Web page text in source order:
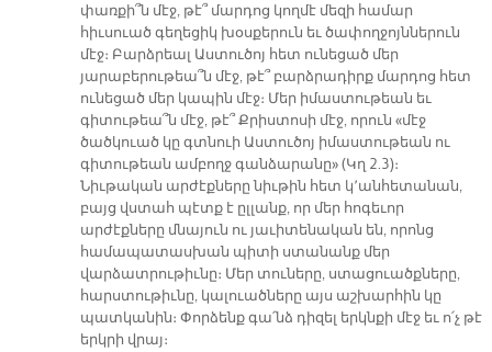
փառքի՞ն մէջ, թէ՞ մարդոց կողմէ մեզի համար
հիւսուած գեղեցիկ խօսքերուն եւ ծափողջոյններուն
մէջ։ Բարձրեալ Աստուծոյ հետ ունեցած մեր
յարաբերութեա՞ն մէջ, թէ՞ բարձրադիրք մարդոց հետ
ունեցած մեր կապին մէջ։ Մեր իմաստութեան եւ
գիտութեա՞ն մէջ, թէ՞ Քրիստոսի մէջ, որուն «մէջ
ծածկուած կը գտնուի Աստուծոյ իմաստութեան ու
գիտութեան ամբողջ գանձարանը» (Կղ 2.3)։
Նիւթական արժէքները նիւթին հետ կ՚անհետանան,
բայց վստահ պէտք է ըլլանք, որ մեր հոգեւոր
արժէքները մնայուն ու յաւիտենական են, որոնց
համապատասխան պիտի ստանանք մեր
վարձատրութիւնը։ Մեր տուները, ստացուածքները,
հարստութիւնը, կալուածները այս աշխարհին կը
պատկանին։ Փորձենք գա՛նձ դիզել երկնքի մէջ եւ ո՛չ թէ
երկրի վրայ։